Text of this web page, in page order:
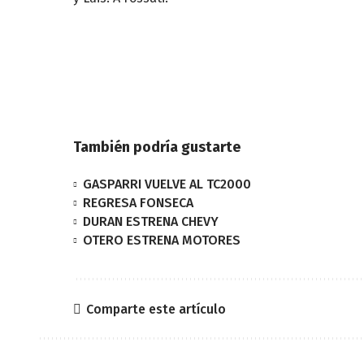
También podría gustarte
GASPARRI VUELVE AL TC2000
REGRESA FONSECA
DURAN ESTRENA CHEVY
OTERO ESTRENA MOTORES
Comparte este artículo